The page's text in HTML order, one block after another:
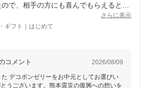
で、相手の方にも喜んでもらえるとい
さらに表示
ギフト｜はじめて
コメント 2026/08/09
た デコポンゼリーをお中元としてお選びい
うございます。熊本震災の復興への想いを